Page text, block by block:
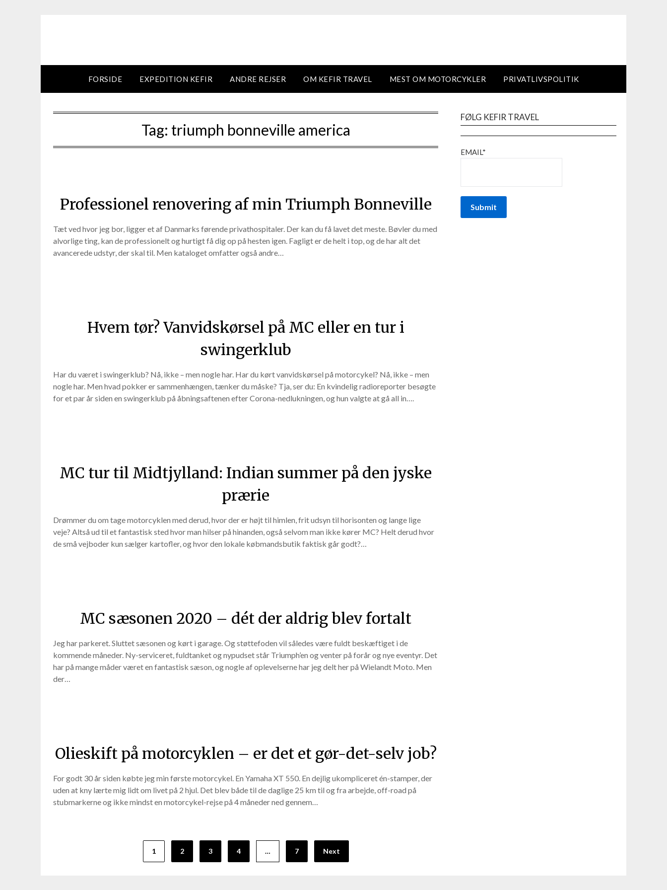
FORSIDE EXPEDITION KEFIR ANDRE REJSER OM KEFIR TRAVEL MEST OM MOTORCYKLER PRIVATLIVSPOLITIK
Tag: triumph bonneville america
Professionel renovering af min Triumph Bonneville
Tæt ved hvor jeg bor, ligger et af Danmarks førende privathospitaler. Der kan du få lavet det meste. Bøvler du med
alvorlige ting, kan de professionelt og hurtigt få dig op på hesten igen. Fagligt er de helt i top, og de har alt det
avancerede udstyr, der skal til. Men kataloget omfatter også andre…
Hvem tør? Vanvidskørsel på MC eller en tur i
swingerklub
Har du været i swingerklub? Nå, ikke – men nogle har. Har du kørt vanvidskørsel på motorcykel? Nå, ikke – men
nogle har. Men hvad pokker er sammenhængen, tænker du måske? Tja, ser du: En kvindelig radioreporter besøgte
for et par år siden en swingerklub på åbningsaftenen efter Corona-nedlukningen, og hun valgte at gå all in….
MC tur til Midtjylland: Indian summer på den jyske
prærie
Drømmer du om tage motorcyklen med derud, hvor der er højt til himlen, frit udsyn til horisonten og lange lige
veje? Altså ud til et fantastisk sted hvor man hilser på hinanden, også selvom man ikke kører MC? Helt derud hvor
de små vejboder kun sælger kartofler, og hvor den lokale købmandsbutik faktisk går godt?…
MC sæsonen 2020 – dét der aldrig blev fortalt
Jeg har parkeret. Sluttet sæsonen og kørt i garage. Og støttefoden vil således være fuldt beskæftiget i de
kommende måneder. Ny-serviceret, fuldtanket og nypudset står Triumph’en og venter på forår og nye eventyr. Det
har på mange måder været en fantastisk sæson, og nogle af oplevelserne har jeg delt her på Wielandt Moto. Men
der…
Olieskift på motorcyklen – er det et gør-det-selv job?
For godt 30 år siden købte jeg min første motorcykel. En Yamaha XT 550. En dejlig ukompliceret én-stamper, der
uden at kny lærte mig lidt om livet på 2 hjul. Det blev både til de daglige 25 km til og fra arbejde, off-road på
stubmarkerne og ikke mindst en motorcykel-rejse på 4 måneder ned gennem…
1 2 3 4 … 7 Next
FØLG KEFIR TRAVEL
EMAIL*